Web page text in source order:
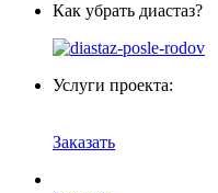
Как убрать диастаз?
Услуги проекта:
Заказать